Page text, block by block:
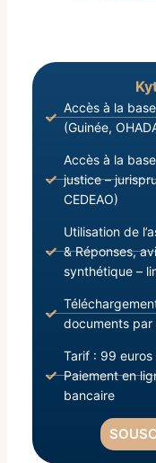
Accès à la
(Guinée,
Accès à la
justice –
CEDEAO)
Utilisation de
& Réponses,
synthétique –
documents par
Tarif : 99
Paiement en
bancaire